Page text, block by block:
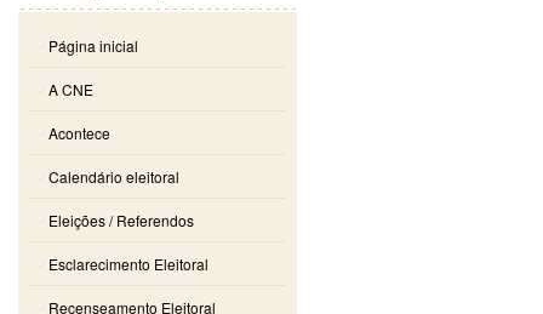
Página inicial
A CNE
Acontece
Calendário eleitoral
Eleições / Referendos
Esclarecimento Eleitoral
Recenseamento Eleitoral